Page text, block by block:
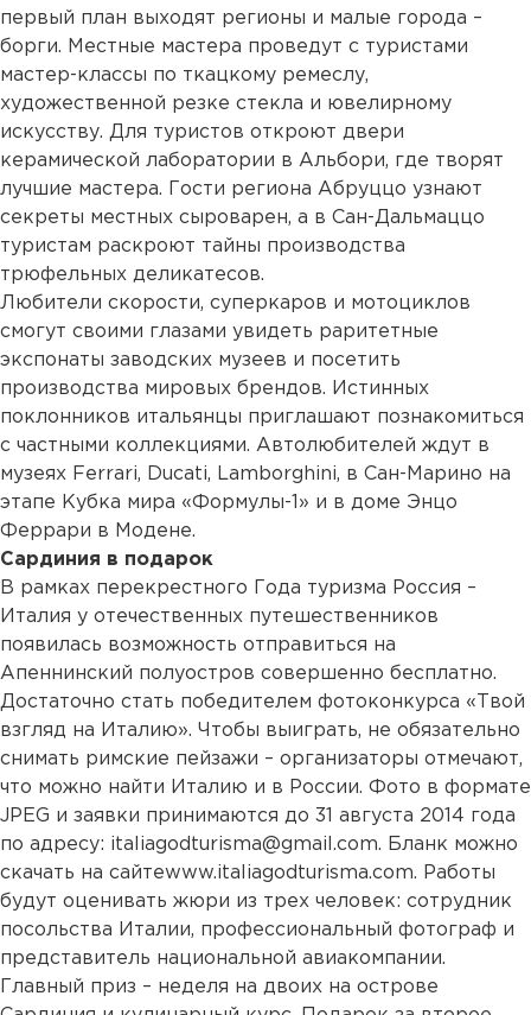
первый план выходят регионы и малые города –
борги. Местные мастера проведут с туристами
мастер-классы по ткацкому ремеслу,
художественной резке стекла и ювелирному
искусству. Для туристов откроют двери
керамической лаборатории в Альбори, где творят
лучшие мастера. Гости региона Абруццо узнают
секреты местных сыроварен, а в Сан-Дальмаццо
туристам раскроют тайны производства
трюфельных деликатесов.
Любители скорости, суперкаров и мотоциклов
смогут своими глазами увидеть раритетные
экспонаты заводских музеев и посетить
производства мировых брендов. Истинных
поклонников итальянцы приглашают познакомиться
с частными коллекциями. Автолюбителей ждут в
музеях Ferrari, Ducati, Lamborghini, в Сан-Марино на
этапе Кубка мира «Формулы-1» и в доме Энцо
Феррари в Модене.
Сардиния в подарок
В рамках перекрестного Года туризма Россия –
Италия у отечественных путешественников
появилась возможность отправиться на
Апеннинский полуостров совершенно бесплатно.
Достаточно стать победителем фотоконкурса «Твой
взгляд на Италию». Чтобы выиграть, не обязательно
снимать римские пейзажи – организаторы отмечают,
что можно найти Италию и в России. Фото в формате
JPEG и заявки принимаются до 31 августа 2014 года
по адресу: italiagodturisma@gmail.com. Бланк можно
скачать на сайтеwww.italiagodturisma.com. Работы
будут оценивать жюри из трех человек: сотрудник
посольства Италии, профессиональный фотограф и
представитель национальной авиакомпании.
Главный приз – неделя на двоих на острове